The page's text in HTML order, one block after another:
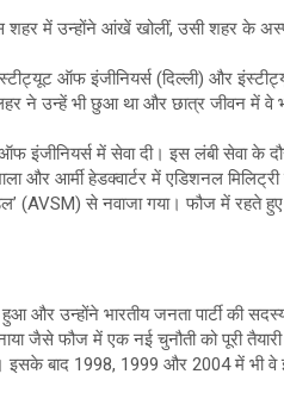
में उन्होंने आंखें खोलीं, उसी शहर के
इंस्टीट्यूट ऑफ इंजीनियर्स (दिल्ली) और
ने उन्हें भी छुआ था और छात्र जीवन में
इंजीनियर्स में सेवा दी। इस लंबी सेवा के
और आर्मी हेडक्वार्टर में एडिशनल
(AVSM) से नवाजा गया। फौज में रहते
और उन्होंने भारतीय जनता पार्टी की
जैसे फौज में एक नई चुनौती को पूरी
बाद 1998, 1999 और 2004 में भी वे